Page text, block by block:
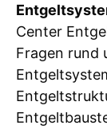
Center
Fragen rund